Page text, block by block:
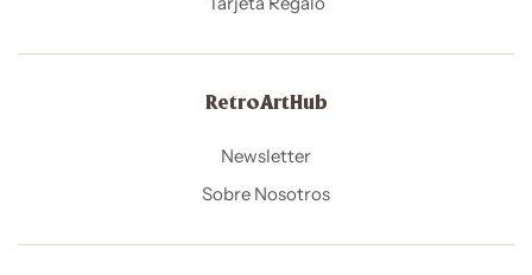
RetroArtHub
Newsletter
Sobre Nosotros